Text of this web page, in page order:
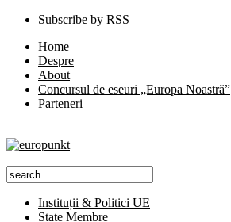
Subscribe by RSS
Home
Despre
About
Concursul de eseuri „Europa Noastră”
Parteneri
Instituții & Politici UE
State Membre